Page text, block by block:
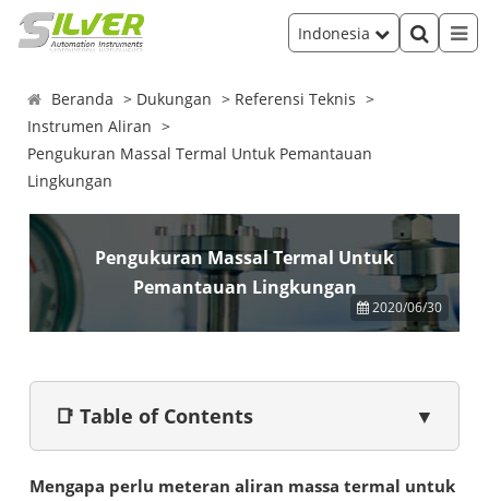
Indonesia
Beranda Dukungan
Referensi Teknis
Instrumen Aliran
Pengukuran Massal Termal Untuk Pemantauan
Lingkungan
Pengukuran Massal Termal Untuk
Pemantauan Lingkungan
2020/06/30
📑 Table of Contents ▼
Mengapa perlu meteran aliran massa termal untuk